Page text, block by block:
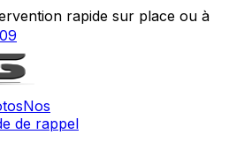
rapide sur place ou à
Nos
de rappel